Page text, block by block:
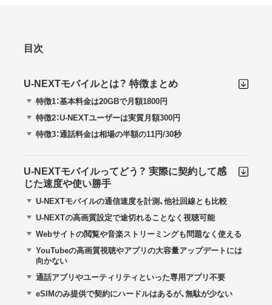
目次
U-NEXTモバイルとは？ 特徴まとめ
特徴1：基本料金は20GBで月額1800円
特徴2：U-NEXTユーザーは実質月額300円
特徴3：通話料金は相場の半額の11円/30秒
U-NEXTモバイルってどう？ 実際に契約して感
じた速度や使い勝手
U-NEXTモバイルの通信速度を計測、他社回線とも比較
U-NEXTの高画質設定で途切れることなく視聴可能
Webサイトの閲覧や音楽ストリーミングも問題なく使える
YouTubeの高画質視聴やアプリの大容量アップデートには
向かない
通話アプリやユーティリティといった専用アプリ不要
eSIMのみ提供で契約にハードルはあるが、無駄が少ない